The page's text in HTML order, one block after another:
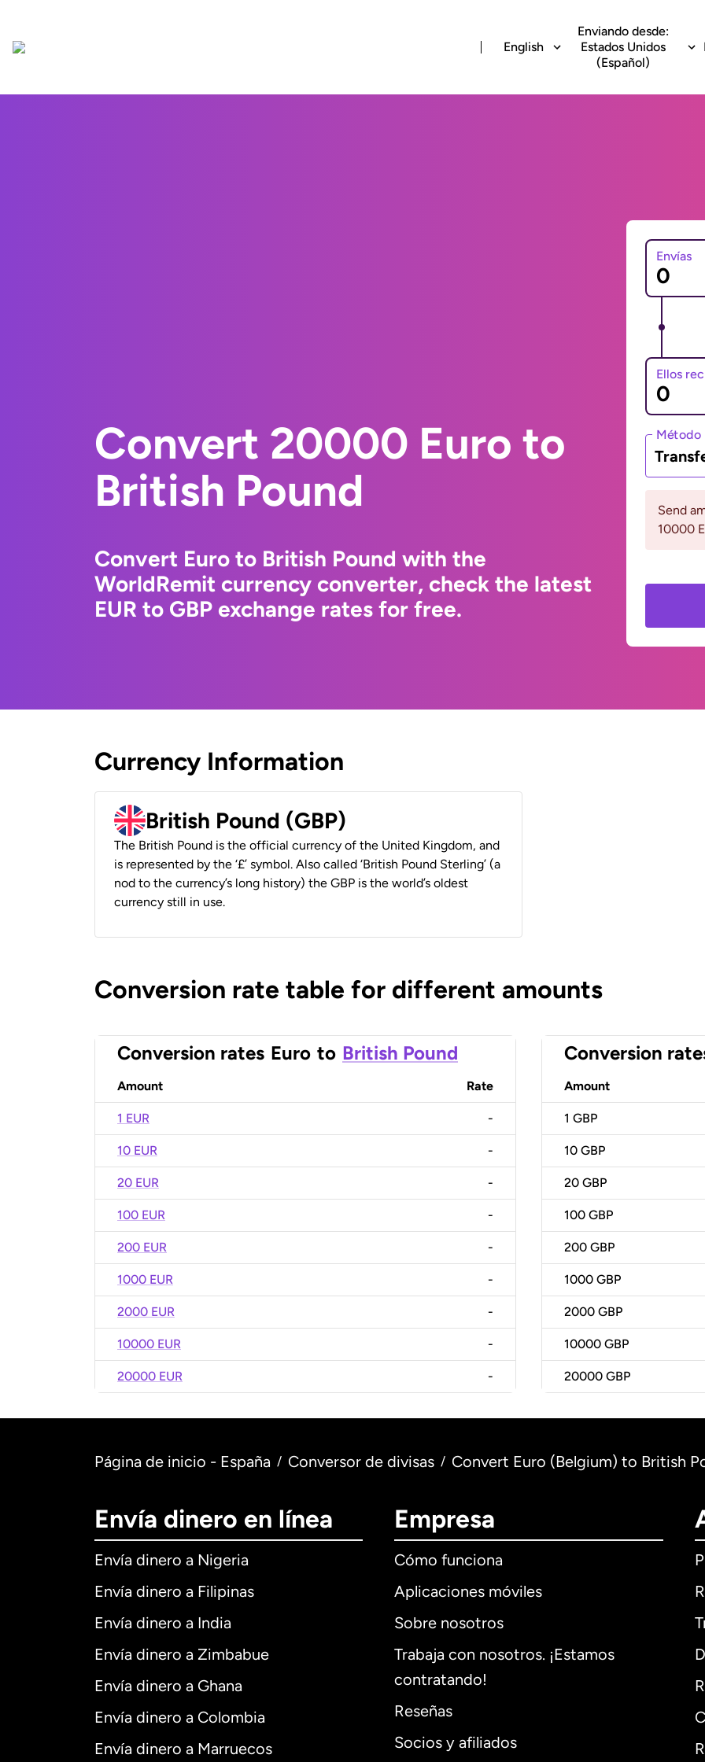
English
Enviando desde:
Estados Unidos
(Español)
Convert 20000 Euro to
British Pound
Convert Euro to British Pound with the
WorldRemit currency converter, check the latest
EUR to GBP exchange rates for free.
Envías
Ellos
Método
Send
10000
Currency Information
British Pound (GBP)
The British Pound is the official currency of the United Kingdom, and
is represented by the ‘£’ symbol. Also called ‘British Pound Sterling’ (a
nod to the currency’s long history) the GBP is the world’s oldest
currency still in use.
Conversion rate table for different amounts
Conversion rates Euro to British Pound
Amount Rate
1 EUR -
10 EUR -
20 EUR -
100 EUR -
200 EUR -
1000 EUR -
2000 EUR -
10000 EUR -
20000 EUR -
Conversion
Amount
1 GBP
10 GBP
20 GBP
100 GBP
200 GBP
1000 GBP
2000 GBP
10000 GBP
20000 GBP
Página de inicio - España / Conversor de divisas / Convert Euro (Belgium) to British
Envía dinero en línea
Envía dinero a Nigeria
Envía dinero a Filipinas
Envía dinero a India
Envía dinero a Zimbabue
Envía dinero a Ghana
Envía dinero a Colombia
Envía dinero a Marruecos
Empresa
Cómo funciona
Aplicaciones móviles
Sobre nosotros
Trabaja con nosotros. ¡Estamos
contratando!
Reseñas
Socios y afiliados